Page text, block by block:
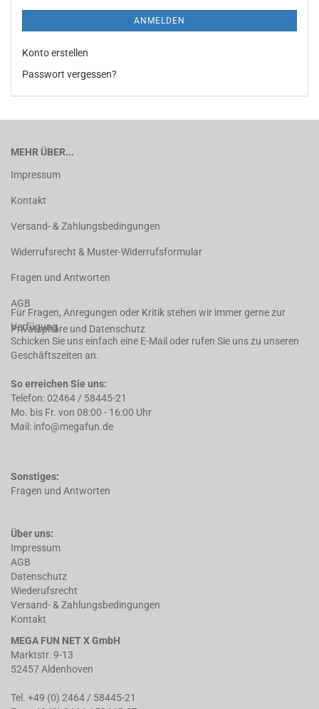
ANMELDEN
Konto erstellen
Passwort vergessen?
MEHR ÜBER...
Impressum
Kontakt
Versand- & Zahlungsbedingungen
Widerrufsrecht & Muster-Widerrufsformular
Fragen und Antworten
AGB
Privatsphäre und Datenschutz
Für Fragen, Anregungen oder Kritik stehen wir immer gerne zur
Verfügung.
Schicken Sie uns einfach eine E-Mail oder rufen Sie uns zu unseren
Geschäftszeiten an.
So erreichen Sie uns:
Telefon: 02464 / 58445-21
Mo. bis Fr. von 08:00 - 16:00 Uhr
Mail: info@megafun.de
Sonstiges:
Fragen und Antworten
Über uns:
Impressum
AGB
Datenschutz
Wiederufsrecht
Versand- & Zahlungsbedingungen
Kontakt
MEGA FUN NET X GmbH
Marktstr. 9-13
52457 Aldenhoven
Tel. +49 (0) 2464 / 58445-21